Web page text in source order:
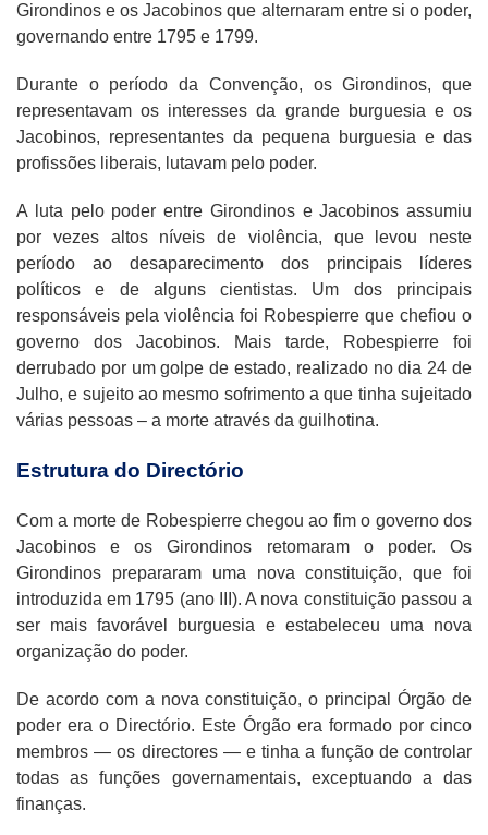
Girondinos e os Jacobinos que alternaram entre si o poder,
governando entre 1795 e 1799.
Durante o período da Convenção, os Girondinos, que
representavam os interesses da grande burguesia e os
Jacobinos, representantes da pequena burguesia e das
profissões liberais, lutavam pelo poder.
A luta pelo poder entre Girondinos e Jacobinos assumiu
por vezes altos níveis de violência, que levou neste
período ao desaparecimento dos principais líderes
políticos e de alguns cientistas. Um dos principais
responsáveis pela violência foi Robespierre que chefiou o
governo dos Jacobinos. Mais tarde, Robespierre foi
derrubado por um golpe de estado, realizado no dia 24 de
Julho, e sujeito ao mesmo sofrimento a que tinha sujeitado
várias pessoas – a morte através da guilhotina.
Estrutura do Directório
Com a morte de Robespierre chegou ao fim o governo dos
Jacobinos e os Girondinos retomaram o poder. Os
Girondinos prepararam uma nova constituição, que foi
introduzida em 1795 (ano III). A nova constituição passou a
ser mais favorável burguesia e estabeleceu uma nova
organização do poder.
De acordo com a nova constituição, o principal Órgão de
poder era o Directório. Este Órgão era formado por cinco
membros — os directores — e tinha a função de controlar
todas as funções governamentais, exceptuando a das
finanças.